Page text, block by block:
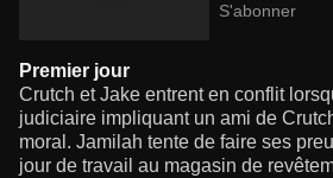
S'abonner
Premier jour
Crutch et Jake entrent en conflit
judiciaire impliquant un ami de
moral. Jamilah tente de faire ses
jour de travail au magasin de